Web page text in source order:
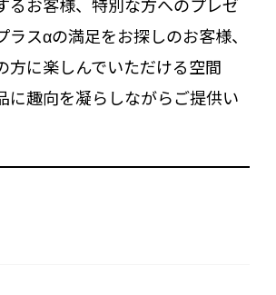
ラスαの満足をお探しのお客様、
方に楽しんでいただける空間
に趣向を凝らしながらご提供い